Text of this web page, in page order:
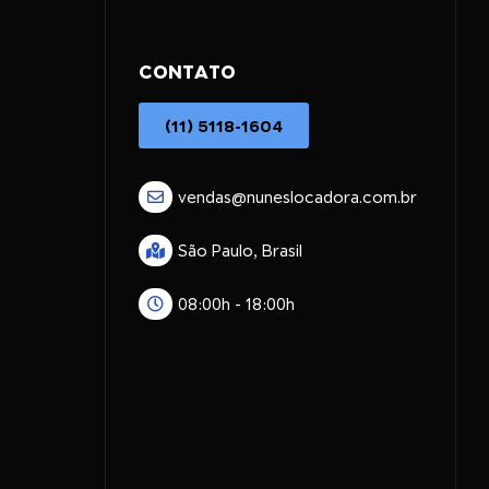
CONTATO
(11) 5118-1604
vendas@nuneslocadora.com.br
São Paulo, Brasil
08:00h - 18:00h